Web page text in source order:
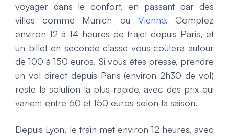
voyager dans le confort, en passant par des
villes comme Munich ou Vienne. Comptez
environ 12 à 14 heures de trajet depuis Paris, et
un billet en seconde classe vous coûtera autour
de 100 à 150 euros. Si vous êtes pressé, prendre
un vol direct depuis Paris (environ 2h30 de vol)
reste la solution la plus rapide, avec des prix qui
varient entre 60 et 150 euros selon la saison.
Depuis Lyon, le train met environ 12 heures, avec